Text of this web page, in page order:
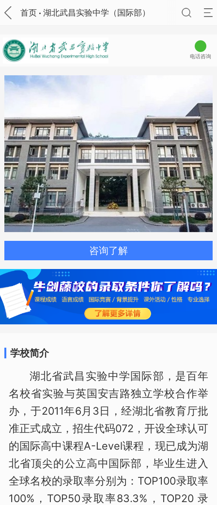
首页 湖北武昌实验中学（国际部）
电话咨询
咨询了解
学校简介
湖北省武昌实验中学国际部，是百年
名校省实验与英国安吉路独立学校合作举
办，于2011年6月3日，经湖北省教育厅批
准正式成立，招生代码072，开设全球认可
的国际高中课程A-Level课程，现已成为湖
北省顶尖的公立高中国际部，毕业生进入
全球名校的录取率分别为：TOP100录取率
100%，TOP50录取率83.3%，TOP20 录